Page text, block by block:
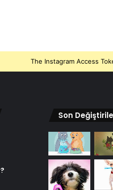
The Instagram Access
Son